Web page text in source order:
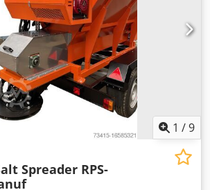
בקרת שיוט, טכוגרף, מחשב רכב,
מערכת בלימה למניעת נעילה (ABS), נעילה מרכזית,
1 /9
Spreader RPS-